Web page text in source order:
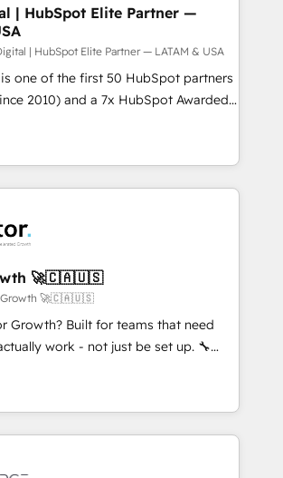
🔄 Custom Integrations & Data
while we build. We fix what others
mid-market reality—practical
work with your actual headcount and
🔄 Top 5% globally in client
years of consistent results Who We
into unified systems that
results.
| HubSpot Elite Partner —
| HubSpot Elite Partner — LATAM & USA
one of the first 50 HubSpot partners
2010) and a 7x HubSpot Awarded
500+ projects across the U.S.,
we combine global expertise with
Today, we are Brazil’s largest
Partner—trusted by companies across
& Migration Onboarding across all
from Salesforce, Pipedrive, RD
Intercom, and more. Custom
and integrations built for
LinkedIn, WhatsApp, email, paid
Deploy AI agents for
ups, service triage, and
weeks Growth-Track: Unlock
🚀🇨🇦🇺🇸
Growth 🚀🇨🇦🇺🇸
Growth? Built for teams that need
work - not just be set up. 🔧
Onboarding, migrations,
training built for adoption. ⚡ Highly
ERP, EMR and Custom
builds delivered in weeks, not